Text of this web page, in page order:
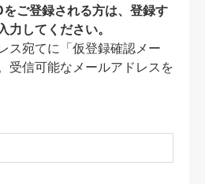
ご登録される方は、登録す
力してください。
ス宛てに「仮登録確認メー
受信可能なメールアドレスを